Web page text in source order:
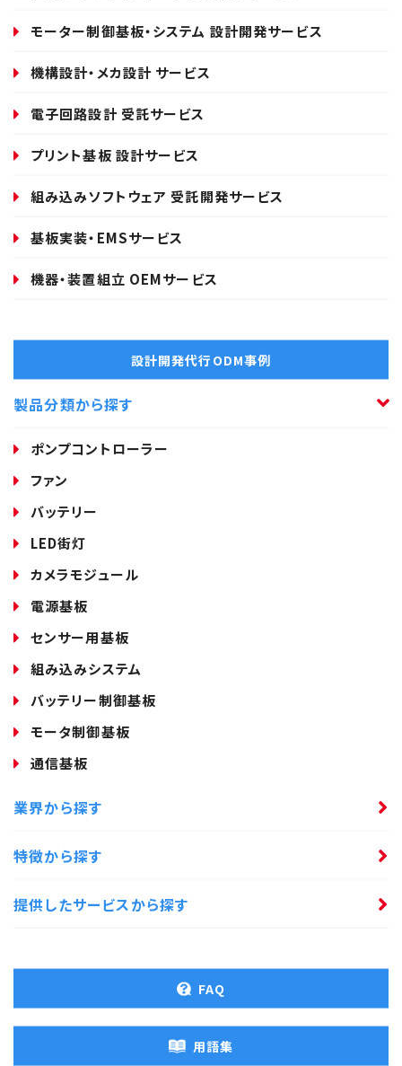
モーター制御基板・システム 設計開発サービス
機構設計・メカ設計 サービス
電子回路設計 受託サービス
プリント基板 設計サービス
組み込みソフトウェア 受託開発サービス
基板実装・EMSサービス
機器・装置組立 OEMサービス
設計開発代行ODM事例
製品分類から探す
ポンプコントローラー
ファン
バッテリー
LED街灯
カメラモジュール
電源基板
センサー用基板
組み込みシステム
バッテリー制御基板
モータ制御基板
通信基板
業界から探す
特徴から探す
提供したサービスから探す
FAQ
用語集